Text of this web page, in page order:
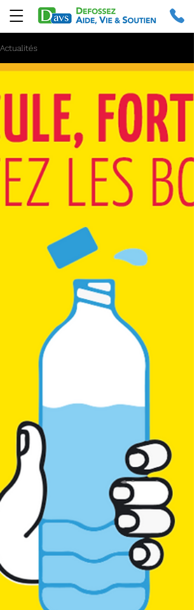
Actualités